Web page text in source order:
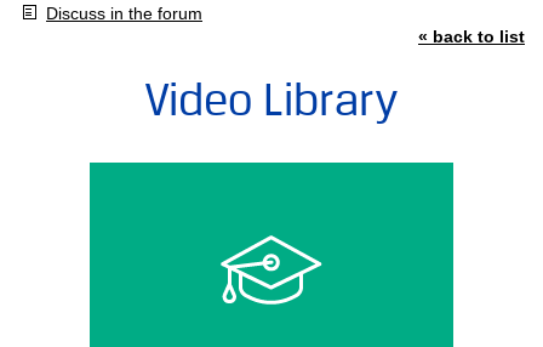
Discuss in the forum
« back to list
Video Library